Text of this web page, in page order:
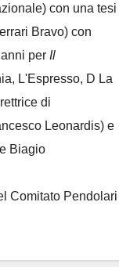
con una tesi
Bravo) con
per Il
L'Espresso, D La
di
Leonardis) e
Biagio
Comitato Pendolari